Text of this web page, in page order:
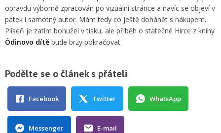
opravdu výborně zpracován po vizuální stránce a navíc se objeví v
pátek i samotný autor. Mám tedy co ještě dohánět s nákupem.
Plíseň je zatím bohužel v tisku, ale příběh o statečné Hirce z knihy
Ódinovo dítě bude brzy pokračovat.
Podělte se o článek s přáteli
Facebook Twitter WhatsApp
Messenger E-mail